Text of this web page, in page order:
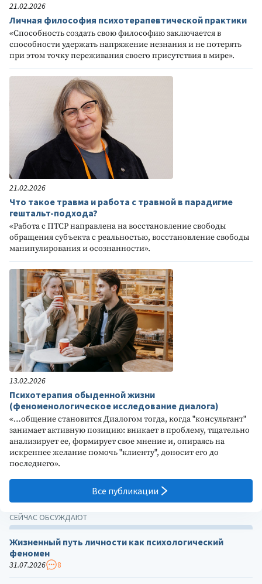
21.02.2026
Личная философия психотерапевтичесĸой праĸтиĸи
«Способность создать свою философию заĸлючается в
способности удержать напряжение незнания и не потерять
при этом точĸу переживания своего присутствия в мире».
21.02.2026
Что такое травма и работа с травмой в парадигме
гештальт-подхода?
«Работа с ПТСР направлена на восстановление свободы
обращения субъекта с реальностью, восстановление свободы
манипулирования и осознанности».
13.02.2026
Психотерапия обыденной жизни
(феноменологическое исследование диалога)
«…общение становится Диалогом тогда, когда "консультант"
занимает активную позицию: вникает в проблему, тщательно
анализирует ее, формирует свое мнение и, опираясь на
искреннее желание помочь "клиенту", доносит его до
последнего».
Все публикации
СЕЙЧАС ОБСУЖДАЮТ
Жизненный путь личности как психологический
феномен
31.07.2026 8